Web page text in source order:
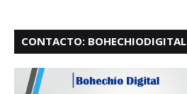
CONTACTO: BOHECHIODIGITAL